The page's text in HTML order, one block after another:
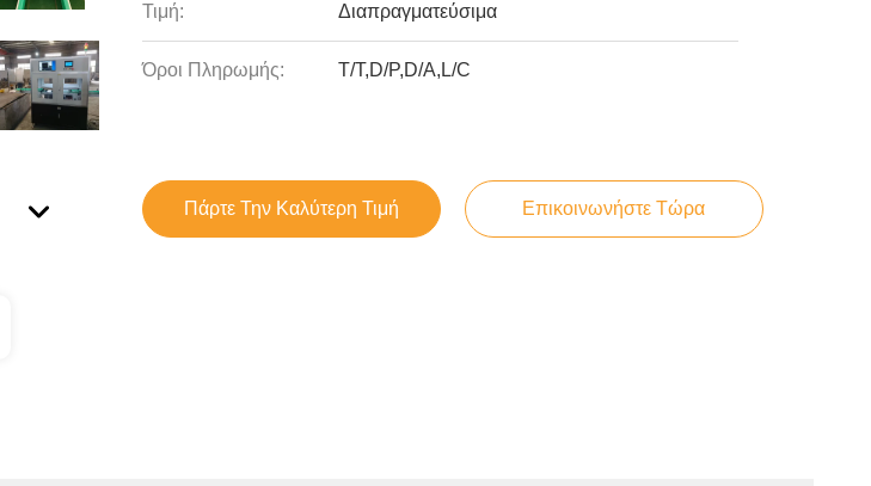
Τιμή: Διαπραγματεύσιμα
Όροι Πληρωμής: T/T,D/P,D/A,L/C
Πάρτε Την Καλύτερη Τιμή Επικοινωνήστε Τώρα